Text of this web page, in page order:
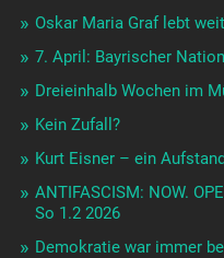
Oskar Maria Graf lebt
7. April: Bayrischer
Dreieinhalb Wochen im
Kein Zufall?
Kurt Eisner – ein
ANTIFASCISM: NOW.
So 1.2 2026
Demokratie war immer